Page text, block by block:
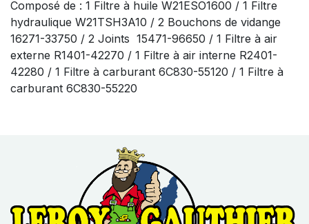
Composé de : 1 Filtre à huile W21ESO1600 / 1 Filtre
hydraulique W21TSH3A10 / 2 Bouchons de vidange
16271-33750 / 2 Joints 15471-96650 / 1 Filtre à air
externe R1401-42270 / 1 Filtre à air interne R2401-
42280 / 1 Filtre à carburant 6C830-55120 / 1 Filtre à
carburant 6C830-55220